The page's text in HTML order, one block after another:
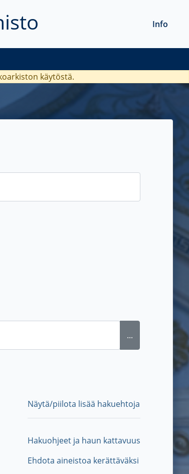
Info
käytöstä.
...
Näytä/piilota lisää hakuehtoja
Hakuohjeet ja haun kattavuus
Ehdota aineistoa kerättäväksi